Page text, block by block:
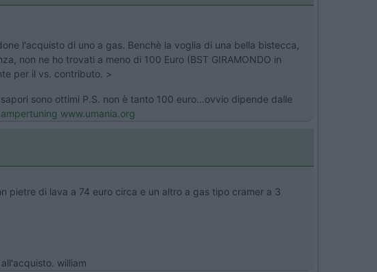
l'acquisto di uno a gas. Benchè la voglia di una bella bistecca,
non ne ho trovati a meno di 100 Euro (BST GIRAMONDO in
per il vs. contributo. >
sono ottimi P.S. non è tanto 100 euro...ovvio dipende dalle
www.umania.org
pietre di lava a 74 euro circa e un altro a gas tipo cramer a 3
william